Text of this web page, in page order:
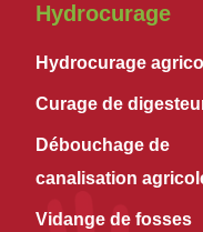
Hydrocurage
Hydrocurage
Curage de
Débouchage de
canalisation
Vidange de fosses